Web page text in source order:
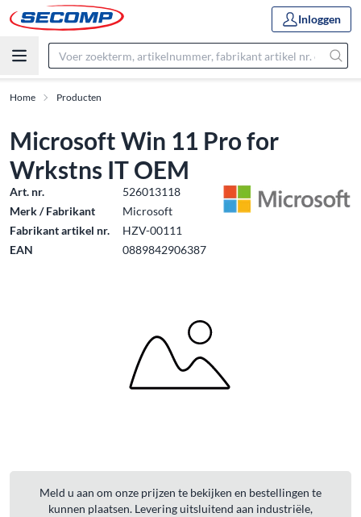
Inloggen
Home Producten
Microsoft Win 11 Pro for
Wrkstns IT OEM
Art. nr.
526013118
Merk / Fabrikant
Microsoft
Fabrikant artikel nr.
HZV-00111
EAN
0889842906387
Meld u aan om onze prijzen te bekijken en bestellingen te
kunnen plaatsen. Levering uitsluitend aan industriële,